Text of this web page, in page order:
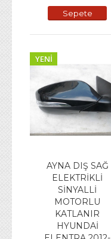
Sepete
AYNA DIŞ SAĞ
ELEKTRİKLİ
SİNYALLİ
MOTORLU
KATLANIR
HYUNDAİ
YENI